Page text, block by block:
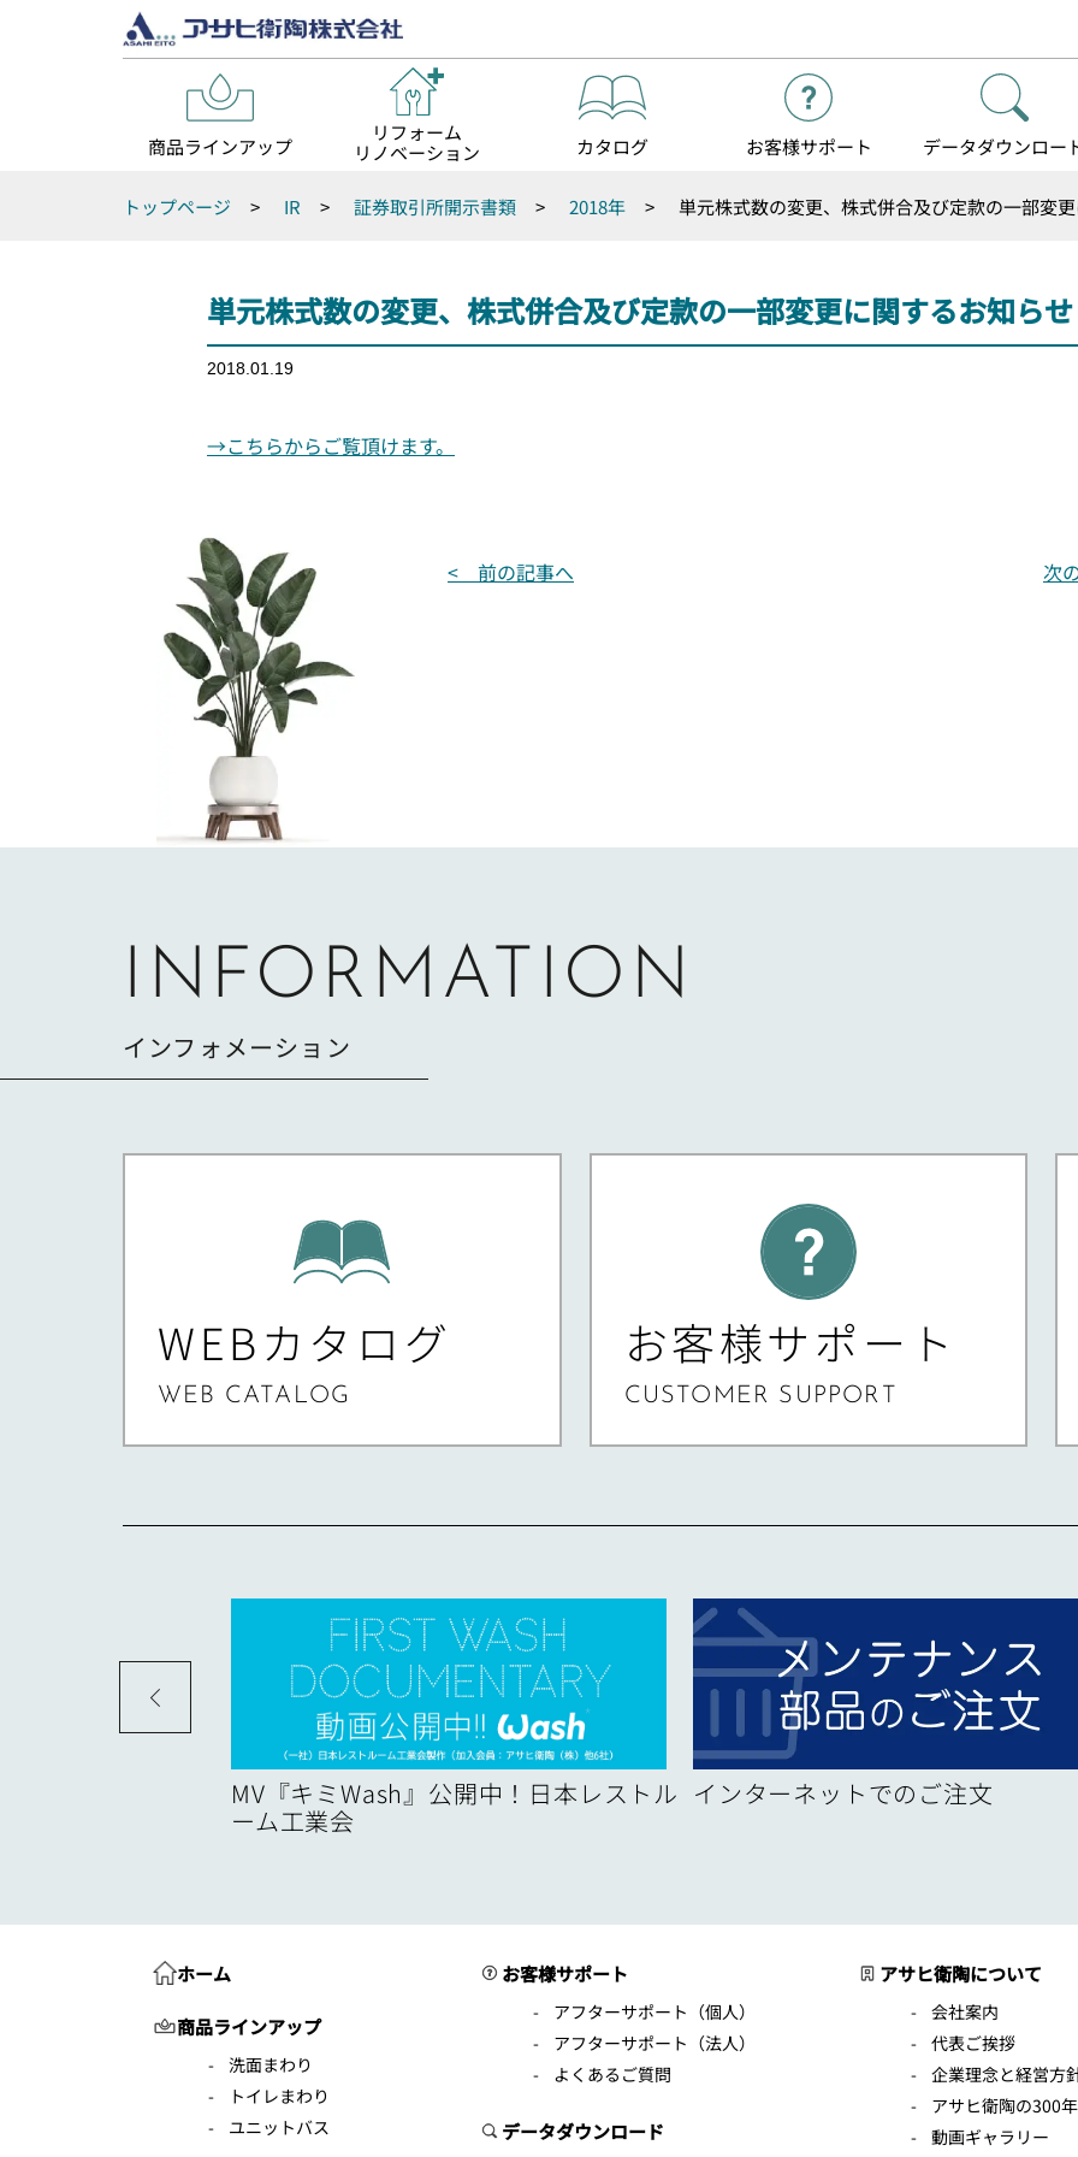
商品ラインアップ
リフォーム
リノベーション
カタログ お客様サポート データダウンロー
トップページ > IR > 証券取引所開示書類 > 2018年 > 単元株式数の変更、株式併合及び定款の一部変
単元株式数の変更、株式併合及び定款の一部変更に関するお知らせ
2018.01.19
→こちらからご覧頂けます。
投
稿
ナ
ビ
ゲ
ー
シ
ョ
< 前の記事へ 次
INFORMATION
インフォメーション
WEBカタログ
WEB CATALOG
お客様サポート
CUSTOMER SUPPORT
MV『キミWash』公開中！日本レストル
ーム工業会
インターネットでのご注文
ホーム
商品ラインアップ
洗面まわり
トイレまわり
ユニットバス
お客様サポート
アフターサポート（個人）
アフターサポート（法人）
よくあるご質問
データダウンロード
アサヒ衛陶について
会社案内
代表ご挨拶
企業理念と経営方
アサヒ衛陶の300
動画ギャラリー